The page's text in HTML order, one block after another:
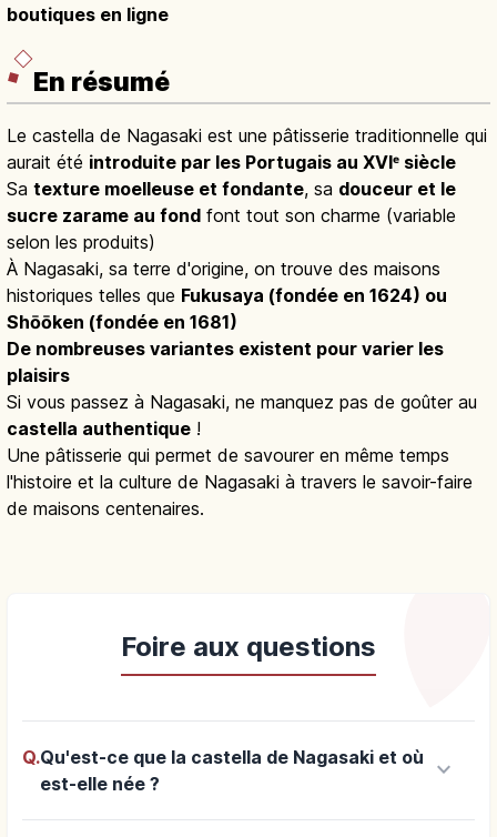
boutiques en ligne
En résumé
Le castella de Nagasaki est une pâtisserie traditionnelle qui
aurait été introduite par les Portugais au XVIᵉ siècle
Sa texture moelleuse et fondante, sa douceur et le
sucre zarame au fond font tout son charme (variable
selon les produits)
À Nagasaki, sa terre d'origine, on trouve des maisons
historiques telles que Fukusaya (fondée en 1624) ou
Shōōken (fondée en 1681)
De nombreuses variantes existent pour varier les
plaisirs
Si vous passez à Nagasaki, ne manquez pas de goûter au
castella authentique !
Une pâtisserie qui permet de savourer en même temps
l'histoire et la culture de Nagasaki à travers le savoir-faire
de maisons centenaires.
Foire aux questions
Q.Qu'est-ce que la castella de Nagasaki et où
est-elle née ?
keyboard_arrow_down